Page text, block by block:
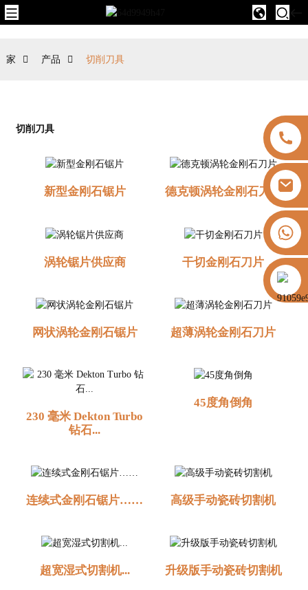
+8613325821813
家 产品 切削刀具
切削刀具
新型金刚石锯片 德克顿涡轮金刚石刀片
涡轮锯片供应商 干切金刚石刀片
网状涡轮金刚石锯片 超薄涡轮金刚石刀片
230 毫米 Dekton Turbo
钻石...
45度角倒角
连续式金刚石锯片…… 高级手动瓷砖切割机
超宽湿式切割机... 升级版手动瓷砖切割机